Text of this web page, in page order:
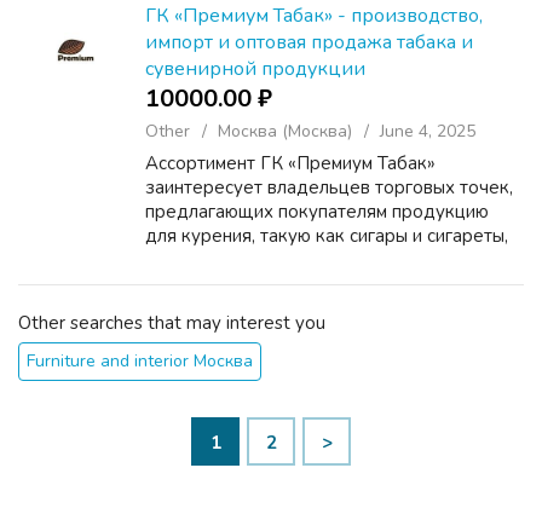
эмульсии, скрабы ...
ГК «Премиум Табак» - производство,
импорт и оптовая продажа табака и
сувенирной продукции
10000.00 ₽
Other Москва (Москва) June 4, 2025
Ассортимент ГК «Премиум Табак»
заинтересует владельцев торговых точек,
предлагающих покупателям продукцию
для курения, такую как сигары и сигареты,
системы. Это большой выбор качественных
Other searches that may interest you
Furniture and interior Москва
1 2 >